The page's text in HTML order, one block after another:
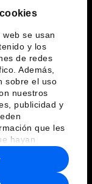
se usan
y los
de redes
Además,
sobre el uso
nuestros
publicidad y
que les
hayan
que haya
de uso